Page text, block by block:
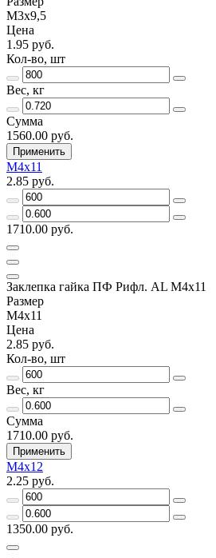
М3х9,5
Цена
1.95 руб.
Кол-во, шт
Вес, кг
Сумма
1560.00 руб.
Применить
М4х11
2.85 руб.
1710.00 руб.
Заклепка гайка ПФ Рифл. AL М4х11
Размер
М4х11
Цена
2.85 руб.
Кол-во, шт
Вес, кг
Сумма
1710.00 руб.
Применить
М4х12
2.25 руб.
1350.00 руб.